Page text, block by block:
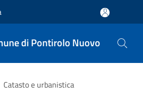
di Pontirolo Nuovo
Catasto e urbanistica